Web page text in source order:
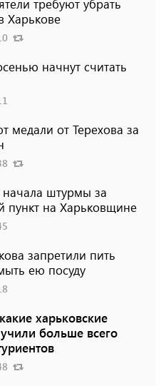
требуют убрать
Харькове
начнут считать
медали от Терехова за
начала штурмы за
пункт на Харьковщине
запретили пить
ею посуду
харьковские
больше всего